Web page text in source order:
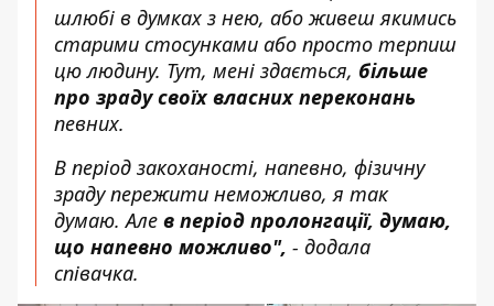
шлюбі в думках з нею, або живеш якимись
старими стосунками або просто терпиш
цю людину. Тут, мені здається, більше
про зраду своїх власних переконань
певних.
В період закоханості, напевно, фізичну
зраду пережити неможливо, я так
думаю. Але в період пролонгації, думаю,
що напевно можливо", - додала
співачка.